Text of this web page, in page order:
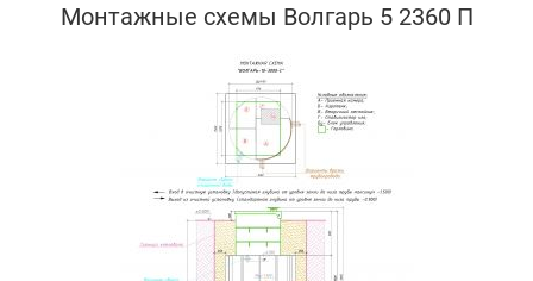
Монтажные схемы Волгарь 5 2360 П